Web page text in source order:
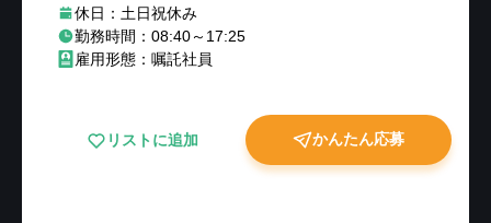
休日：土日祝休み
勤務時間：08:40～17:25
雇用形態：嘱託社員
リストに追加 かんたん応募